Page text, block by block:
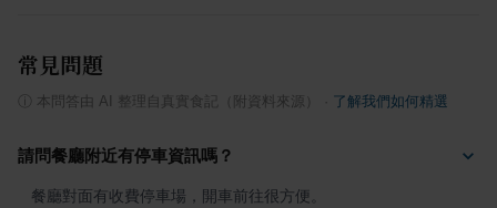
常見問題
本問答由 AI 整理自真實食記（附資料來源） 了解我們如何精選
請問餐廳附近有停車資訊嗎？
餐廳對面有收費停車場，開車前往很方便。